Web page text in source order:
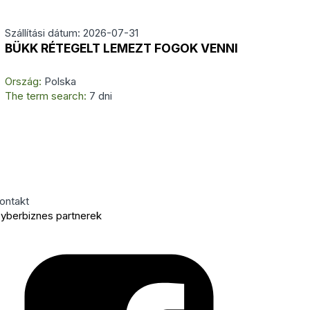
Szállítási dátum: 2026-07-31
BÜKK RÉTEGELT LEMEZT FOGOK VENNI
Ország: Polska
The term search: 7 dni
partnerek